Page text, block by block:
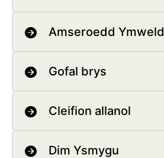
Amseroedd Ymweld
Gofal brys
Cleifion allanol
Dim Ysmygu